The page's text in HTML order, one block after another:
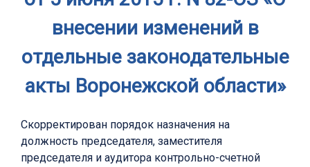
внесении изменений в
отдельные законодательные
акты Воронежской области»
Скорректирован порядок назначения на
должность председателя, заместителя
председателя и аудитора контрольно-счетной